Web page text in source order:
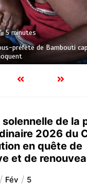
5 minutes
préfète de Bambouti
de la
2026 du
en quête de
et de
Fév 5